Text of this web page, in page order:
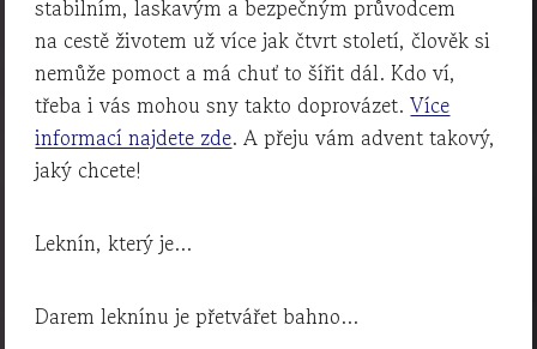
stabilním, laskavým a bezpečným průvodcem
na cestě životem už více jak čtvrt století, člověk si
nemůže pomoct a má chuť to šířit dál. Kdo ví,
třeba i vás mohou sny takto doprovázet.Více
informací najdete zde. A přeju vám advent takový,
jaký chcete!
Leknín, který je…
Darem leknínu je přetvářet bahno…